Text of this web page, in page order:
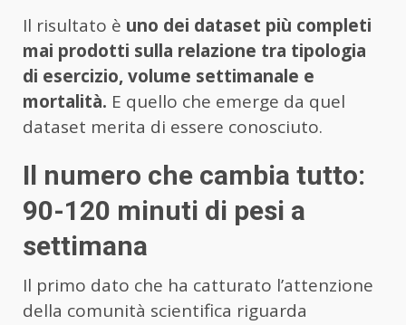
Il risultato è uno dei dataset più completi
mai prodotti sulla relazione tra tipologia
di esercizio, volume settimanale e
mortalità. E quello che emerge da quel
dataset merita di essere conosciuto.
Il numero che cambia tutto:
90-120 minuti di pesi a
settimana
Il primo dato che ha catturato l’attenzione
della comunità scientifica riguarda